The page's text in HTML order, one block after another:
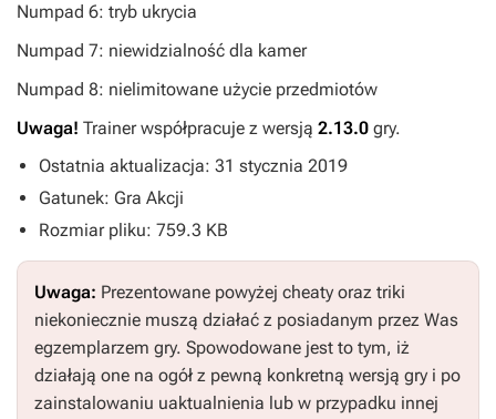
Numpad 6: tryb ukrycia
Numpad 7: niewidzialność dla kamer
Numpad 8: nielimitowane użycie przedmiotów
Uwaga! Trainer współpracuje z wersją 2.13.0 gry.
Ostatnia aktualizacja: 31 stycznia 2019
Gatunek: Gra Akcji
Rozmiar pliku: 759.3 KB
Uwaga: Prezentowane powyżej cheaty oraz triki
niekoniecznie muszą działać z posiadanym przez Was
egzemplarzem gry. Spowodowane jest to tym, iż
działają one na ogół z pewną konkretną wersją gry i po
zainstalowaniu uaktualnienia lub w przypadku innej